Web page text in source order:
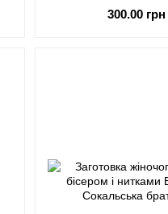
300.00 грн